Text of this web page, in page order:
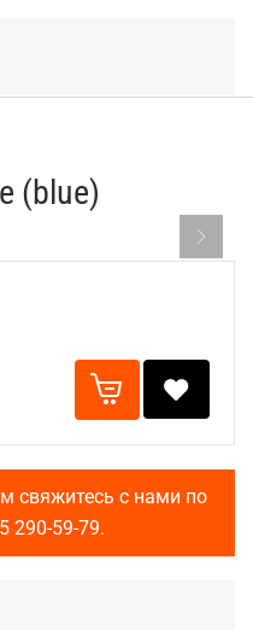
(blue)
свяжитесь с нами по
290-59-79.